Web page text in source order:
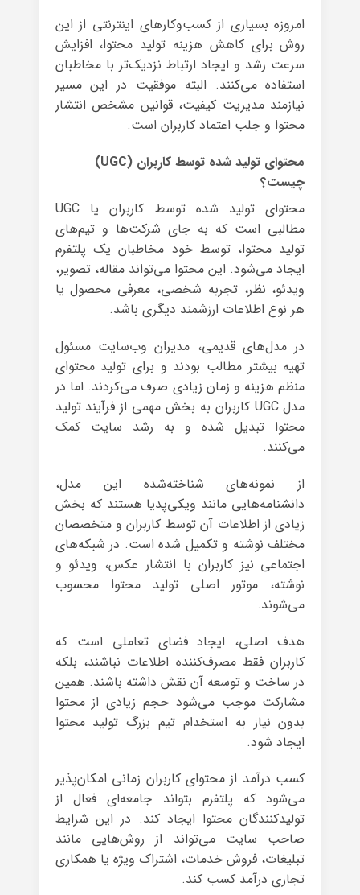
امروزه بسیاری از کسب‌وکارهای اینترنتی از این
روش برای کاهش هزینه تولید محتوا، افزایش
سرعت رشد و ایجاد ارتباط نزدیک‌تر با مخاطبان
استفاده می‌کنند. البته موفقیت در این مسیر
نیازمند مدیریت کیفیت، قوانین مشخص انتشار
محتوا و جلب اعتماد کاربران است.
محتوای تولید شده توسط کاربران (UGC)
چیست؟
محتوای تولید شده توسط کاربران یا UGC
مطالبی است که به جای شرکت‌ها و تیم‌های
تولید محتوا، توسط خود مخاطبان یک پلتفرم
ایجاد می‌شود. این محتوا می‌تواند مقاله، تصویر،
ویدئو، نظر، تجربه شخصی، معرفی محصول یا
هر نوع اطلاعات ارزشمند دیگری باشد.
در مدل‌های قدیمی، مدیران وب‌سایت مسئول
تهیه بیشتر مطالب بودند و برای تولید محتوای
منظم هزینه و زمان زیادی صرف می‌کردند. اما در
مدل UGC کاربران به بخش مهمی از فرآیند تولید
محتوا تبدیل شده و به رشد سایت کمک
می‌کنند.
از نمونه‌های شناخته‌شده این مدل،
دانشنامه‌هایی مانند ویکی‌پدیا هستند که بخش
زیادی از اطلاعات آن توسط کاربران و متخصصان
مختلف نوشته و تکمیل شده است. در شبکه‌های
اجتماعی نیز کاربران با انتشار عکس، ویدئو و
نوشته، موتور اصلی تولید محتوا محسوب
می‌شوند.
هدف اصلی، ایجاد فضای تعاملی است که
کاربران فقط مصرف‌کننده اطلاعات نباشند، بلکه
در ساخت و توسعه آن نقش داشته باشند. همین
مشارکت موجب می‌شود حجم زیادی از محتوا
بدون نیاز به استخدام تیم بزرگ تولید محتوا
ایجاد شود.
کسب درآمد از محتوای کاربران زمانی امکان‌پذیر
می‌شود که پلتفرم بتواند جامعه‌ای فعال از
تولیدکنندگان محتوا ایجاد کند. در این شرایط
صاحب سایت می‌تواند از روش‌هایی مانند
تبلیغات، فروش خدمات، اشتراک ویژه یا همکاری
تجاری درآمد کسب کند.